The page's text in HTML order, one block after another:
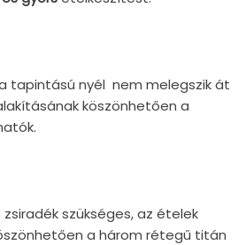
tapintású nyél nem melegszik át
köszönhetően a
szükséges, az ételek
a három rétegű titán